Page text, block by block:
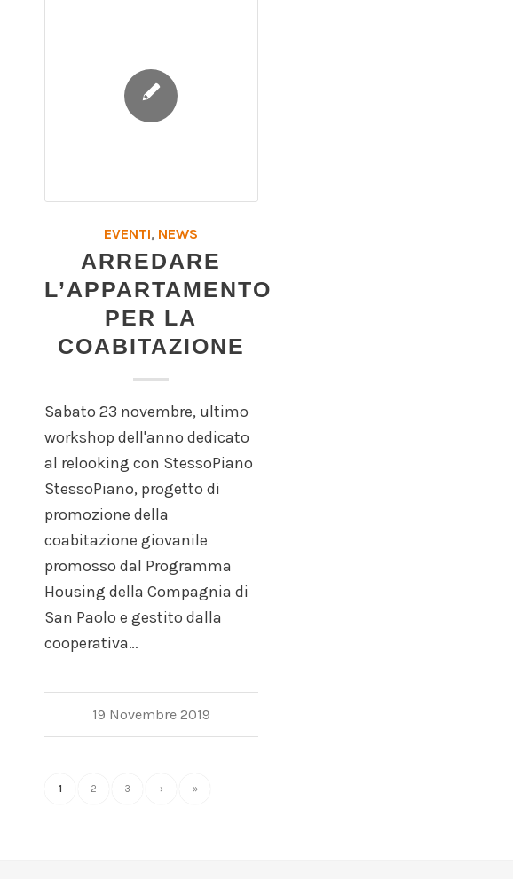
EVENTI, NEWS
ARREDARE
L’APPARTAMENTO
PER LA
COABITAZIONE
Sabato 23 novembre, ultimo
workshop dell'anno dedicato
al relooking con StessoPiano
StessoPiano, progetto di
promozione della
coabitazione giovanile
promosso dal Programma
Housing della Compagnia di
San Paolo e gestito dalla
cooperativa…
19 Novembre 2019
1 2 3 › »